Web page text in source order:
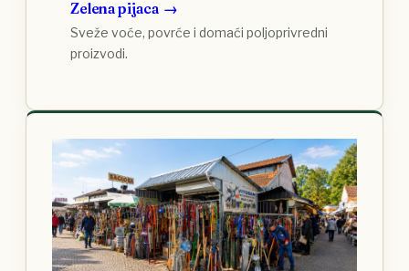
Zelena pijaca
Sveže voće, povrće i domaći poljoprivredni
proizvodi.